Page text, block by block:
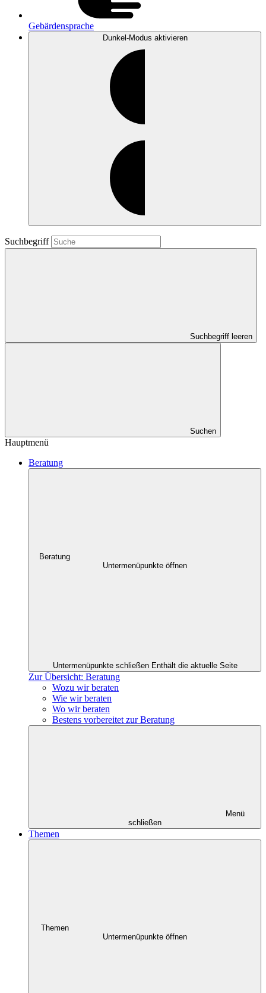
Gebärdensprache
Dunkel-Modus aktivieren
Suchbegriff
Suchbegriff leeren
Suchen
Hauptmenü
Beratung
Beratung
Untermenüpunkte öffnen
Untermenüpunkte schließen Enthält die aktuelle Seite
Zur Übersicht: Beratung
Wozu wir beraten
Wie wir beraten
Wo wir beraten
Bestens vorbereitet zur Beratung
Menü
schließen
Themen
Themen
Untermenüpunkte öffnen